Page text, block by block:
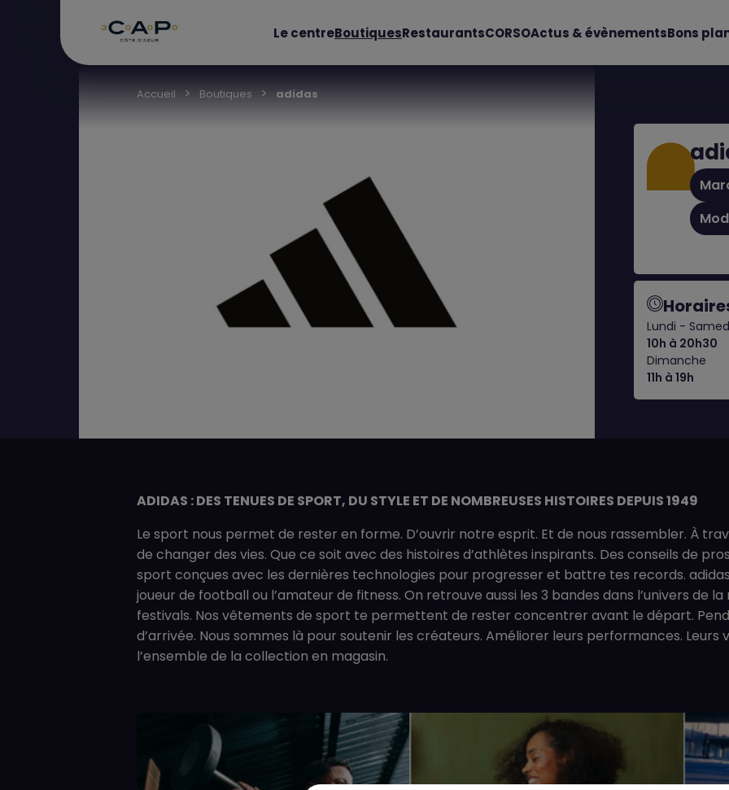
Le centreBoutiquesRestaurantsCORSOActus & évènementsBons
Accueil Boutiques adidas
Lundi -
10h à 20h30
Dimanche
11h à 19h
ADIDAS : DES TENUES DE SPORT, DU STYLE ET DE NOMBREUSES HISTOIRES DEPUIS 1949
Le sport nous permet de rester en forme. D’ouvrir notre esprit. Et de nous rassembler. À
de changer des vies. Que ce soit avec des histoires d’athlètes inspirants. Des conseils de
sport conçues avec les dernières technologies pour progresser et battre tes records.
joueur de football ou l’amateur de fitness. On retrouve aussi les 3 bandes dans l’univers de
festivals. Nos vêtements de sport te permettent de rester concentrer avant le départ.
d’arrivée. Nous sommes là pour soutenir les créateurs. Améliorer leurs performances. Leurs
l’ensemble de la collection en magasin.